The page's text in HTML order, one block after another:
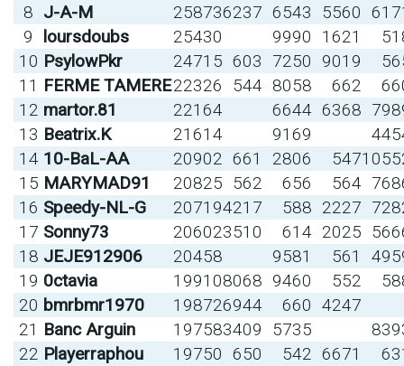
8 J-A-M 258736237 6543 5560
9
loursdoubs 25430 9990 1621
10 PsylowPkr 24715 603 7250 9019
11 FERME TAMERE22326 544 8058 662
12 martor.81 22164 6644 6368
13 Beatrix.K 21614 9169
14 10-BaL-AA 20902 661 2806 547
15 MARYMAD91 20825 562 656 564
16 Speedy-NL-G 207194217 588 2227
17 Sonny73 206023510 614 2025
18 JEJE912906 20458 9581 561
19 0ctavia 199108068 9460 552
20 bmrbmr1970 198726944 660 4247
21 Banc Arguin 197583409 5735
22 Playerraphou 19750 650 542 6671